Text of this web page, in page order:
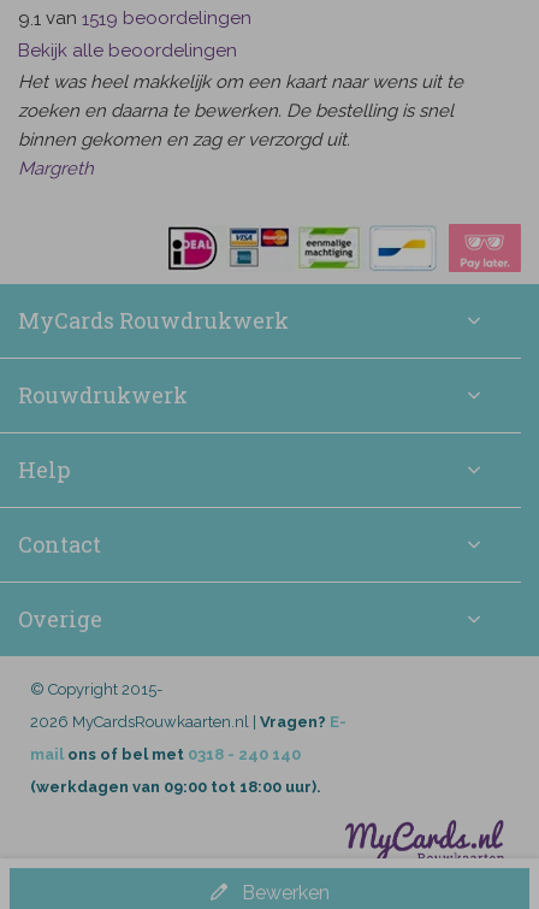
Bewerken
9.1 van 1519 beoordelingen
Bekijk alle beoordelingen
Het was heel makkelijk om een kaart naar wens uit te
zoeken en daarna te bewerken. De bestelling is snel
binnen gekomen en zag er verzorgd uit.
Margreth
MyCards Rouwdrukwerk
Rouwdrukwerk
Help
Contact
Overige
© Copyright 2015-
2026 MyCardsRouwkaarten.nl | Vragen? E-
mail ons of bel met 0318 - 240 140
(werkdagen van 09:00 tot 18:00 uur).